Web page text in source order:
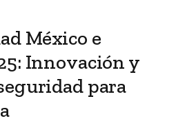
México e
Innovación y
para